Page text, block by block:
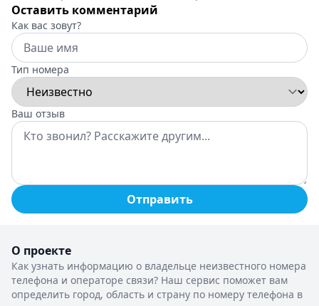
Оставить комментарий
Как вас зовут?
Тип номера
Ваш отзыв
Отправить
О проекте
Как узнать информацию о владельце неизвестного номера
телефона и операторе связи? Наш сервис поможет вам
определить город, область и страну по номеру телефона в